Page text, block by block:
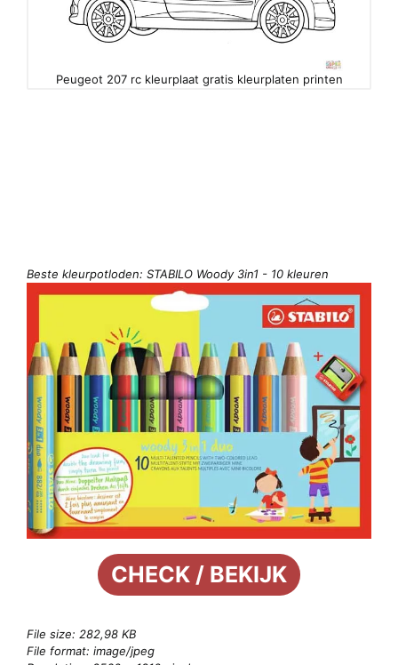
Peugeot 207 rc kleurplaat gratis kleurplaten printen
Beste kleurpotloden: STABILO Woody 3in1 - 10 kleuren
CHECK / BEKIJK
File size: 282,98 KB
File format: image/jpeg